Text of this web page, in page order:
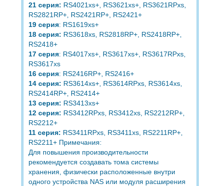
21 серия: RS4021xs+, RS3621xs+, RS3621RPxs,
RS2821RP+, RS2421RP+, RS2421+
19 серия: RS1619xs+
18 серия: RS3618xs, RS2818RP+, RS2418RP+,
RS2418+
17 серия: RS4017xs+, RS3617xs+, RS3617RPxs,
RS3617xs
16 серия: RS2416RP+, RS2416+
14 серия: RS3614xs+, RS3614RPxs, RS3614xs,
RS2414RP+, RS2414+
13 серия: RS3413xs+
12 серия: RS3412RPxs, RS3412xs, RS2212RP+,
RS2212+
11 серия: RS3411RPxs, RS3411xs, RS2211RP+,
RS2211+ Примечания:
Для повышения производительности
рекомендуется создавать тома системы
хранения, физически расположенные внутри
одного устройства NAS или модуля расширения